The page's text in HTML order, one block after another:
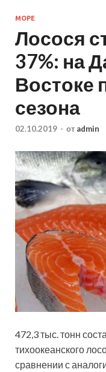
МОРЕ
Лосося
37%: на
Востоке
сезона
02.10.2019 - от admin
472,3 тыс. тонн
тихоокеанского
сравнении с